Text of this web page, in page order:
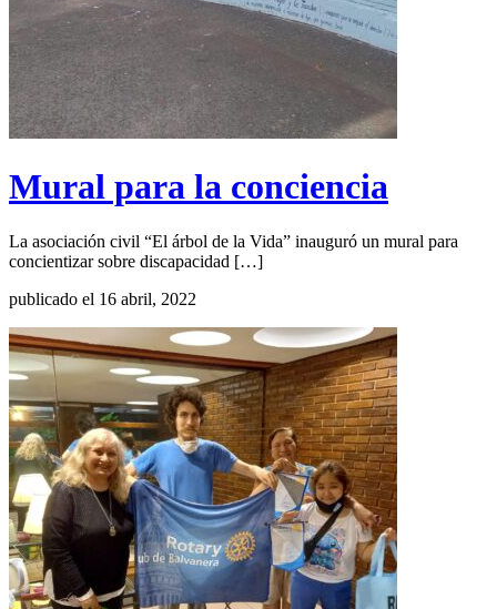
Mural para la conciencia
La asociación civil “El árbol de la Vida” inauguró un mural para
concientizar sobre discapacidad […]
publicado el 16 abril, 2022